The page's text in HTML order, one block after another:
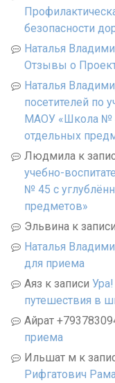
безопасности
Наталья
Отзывы о
Наталья
посетителей по
МАОУ «Школа №
отдельных
Людмила к
учебно-
№ 45 с
предметов»
Эльвина к записи
Наталья
для приема
Аяз к записи
путешествия в
Айрат
приема
Ильшат м к
Рифгатович